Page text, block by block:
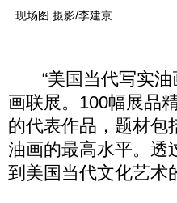
现场图 摄影/李建京
“美国当代写实油
画联展。100幅展品
的代表作品，题材包
油画的最高水平。透
到美国当代文化艺术